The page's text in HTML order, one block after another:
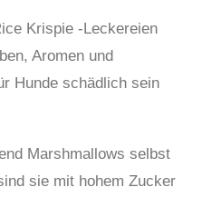
Krispie -Leckereien
Aromen und
Hunde schädlich sein
Marshmallows selbst
sie mit hohem Zucker